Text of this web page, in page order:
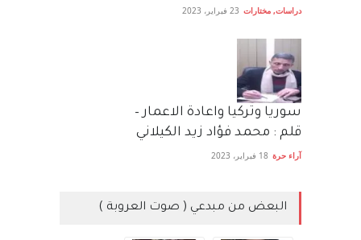
دراسات, مختارات 23 فبراير، 2023
سوريا وتركيا واعادة الاعمار –
قلم : محمد فؤاد زيد الكيلاني
آراء حرة 18 فبراير، 2023
البعض من مبدعي ( صوت العروبة )